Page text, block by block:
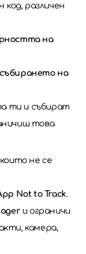
код, различен
на
на
ти и събират
това
не се
Not to Track.
и ограничи
камера,